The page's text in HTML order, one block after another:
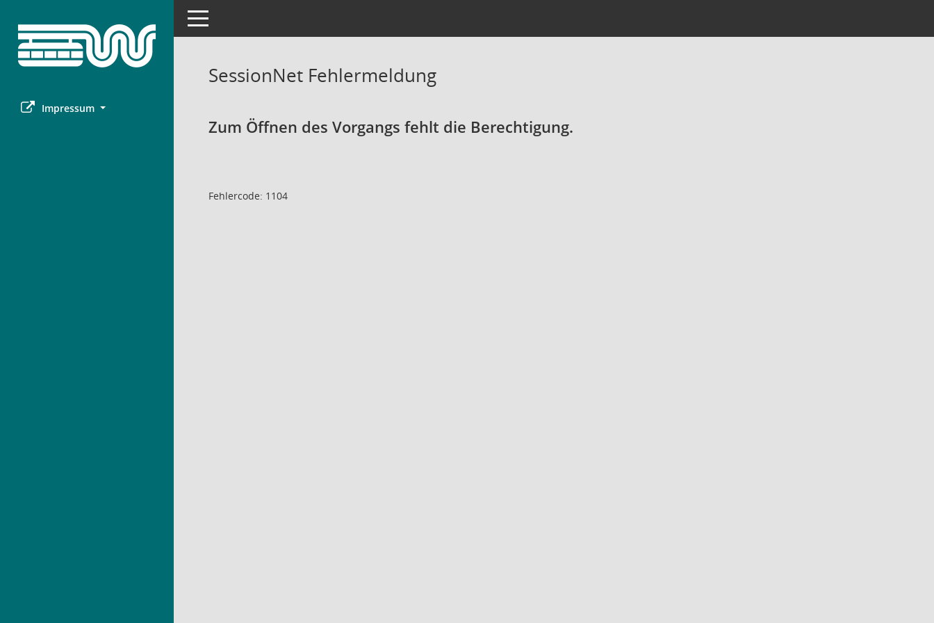
Impressum
Toggle navigation
SessionNet Fehlermeldung
Zum Öffnen des Vorgangs fehlt die Berechtigung.
Fehlercode: 1104